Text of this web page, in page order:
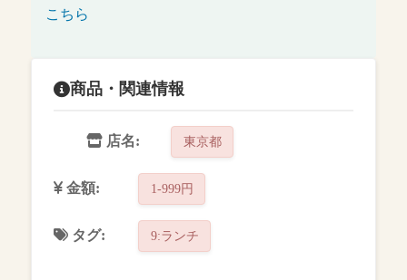
こちら
商品・関連情報
店名: 東京都
金額: 1-999円
タグ: 9:ランチ